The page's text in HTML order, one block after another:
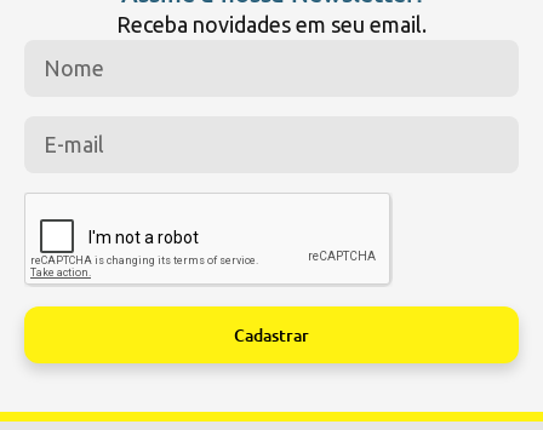
Receba novidades em seu email.
Cadastrar